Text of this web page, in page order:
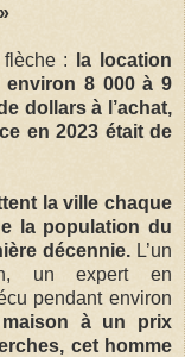
:
la location
environ 8 000 à 9
dollars à l’achat,
en 2023 était de
la ville chaque
la pop­u­la­tion du
déc­en­nie. L’un
un expert en
pendant environ
maison à un prix
cet homme